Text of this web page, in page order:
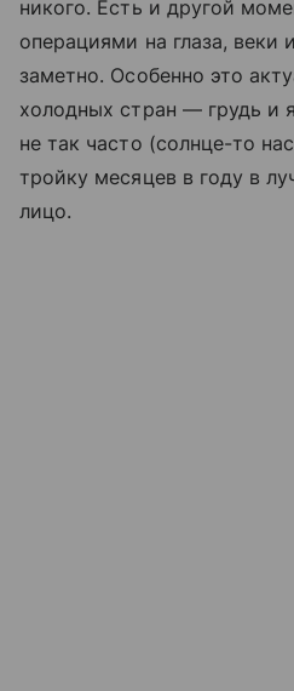
никого. Есть и другой
операциями на глаза, веки
заметно. Особенно это
холодных стран — грудь и
не так часто (солнце-то
тройку месяцев в году в
лицо.